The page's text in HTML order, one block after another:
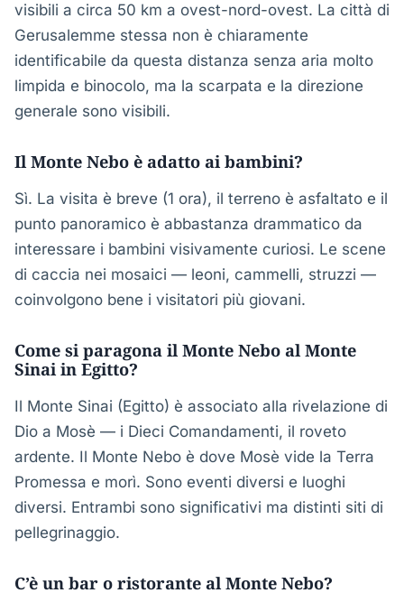
visibili a circa 50 km a ovest-nord-ovest. La città di
Gerusalemme stessa non è chiaramente
identificabile da questa distanza senza aria molto
limpida e binocolo, ma la scarpata e la direzione
generale sono visibili.
Il Monte Nebo è adatto ai bambini?
Sì. La visita è breve (1 ora), il terreno è asfaltato e il
punto panoramico è abbastanza drammatico da
interessare i bambini visivamente curiosi. Le scene
di caccia nei mosaici — leoni, cammelli, struzzi —
coinvolgono bene i visitatori più giovani.
Come si paragona il Monte Nebo al Monte
Sinai in Egitto?
Il Monte Sinai (Egitto) è associato alla rivelazione di
Dio a Mosè — i Dieci Comandamenti, il roveto
ardente. Il Monte Nebo è dove Mosè vide la Terra
Promessa e morì. Sono eventi diversi e luoghi
diversi. Entrambi sono significativi ma distinti siti di
pellegrinaggio.
C’è un bar o ristorante al Monte Nebo?